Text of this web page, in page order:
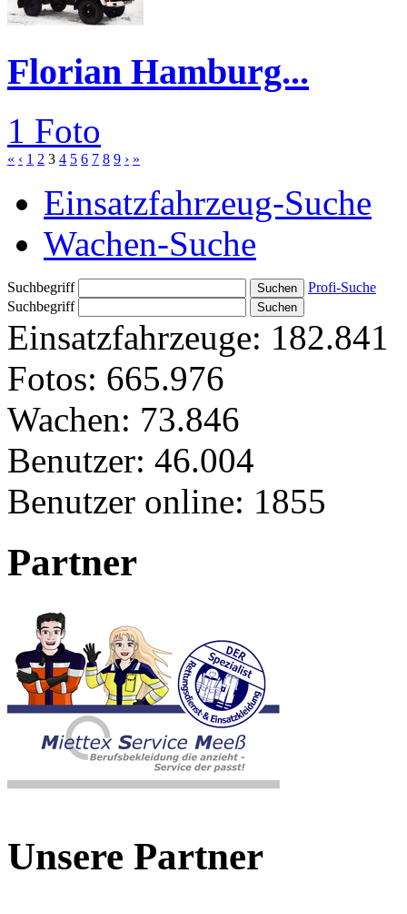
Florian Hamburg...
1 Foto
« ‹ 1 2 3 4 5 6 7 8 9 › »
Einsatzfahrzeug-Suche
Wachen-Suche
Suchbegriff
Profi-Suche
Suchbegriff
Einsatzfahrzeuge: 182.841
Fotos: 665.976
Wachen: 73.846
Benutzer: 46.004
Benutzer online: 1855
Partner
Unsere Partner